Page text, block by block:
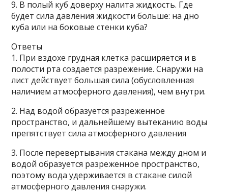
9. В полый куб доверху налита жидкость. Где
будет сила давления жидкости больше: на дно
куба или на боковые стенки куба?
Ответы
1. При вздохе грудная клетка расширяется и в
полости рта создается разрежение. Снаружи на
лист действует большая сила (обусловленная
наличием атмосферного давления), чем внутри.
2. Над водой образуется разреженное
пространство, и дальнейшему вытеканию воды
препятствует сила атмосферного давления
3. После перевертывания стакана между дном и
водой образуется разреженное пространство,
поэтому вода удерживается в стакане силой
атмосферного давления снаружи.